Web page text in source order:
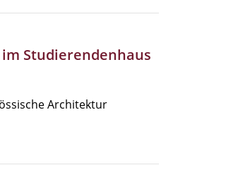
Studierendenhaus
Architektur